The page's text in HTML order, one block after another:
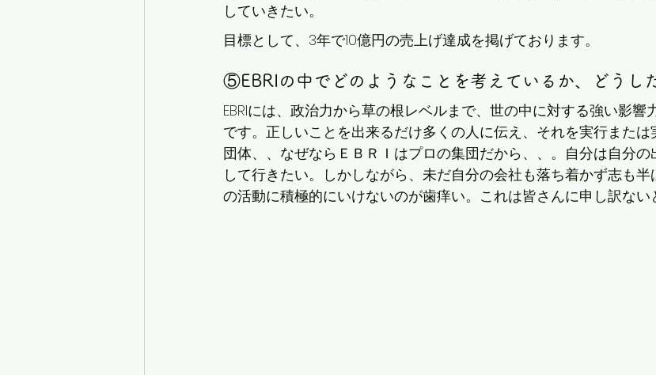
していきたい。
目標として、3年で10億円の売上げ達成を掲げております。
⑤EBRIの中でどのようなことを考えているか、どうし
EBRIには、政治力から草の根レベルまで、世の中に対する強い影響
です。正しいことを出来るだけ多くの人に伝え、それを実行また
団体、、なぜならＥＢＲＩはプロの集団だから、、。自分は自分
して行きたい。しかしながら、未だ自分の会社も落ち着かず志も半
の活動に積極的にいけないのが歯痒い。これは皆さんに申し訳ない